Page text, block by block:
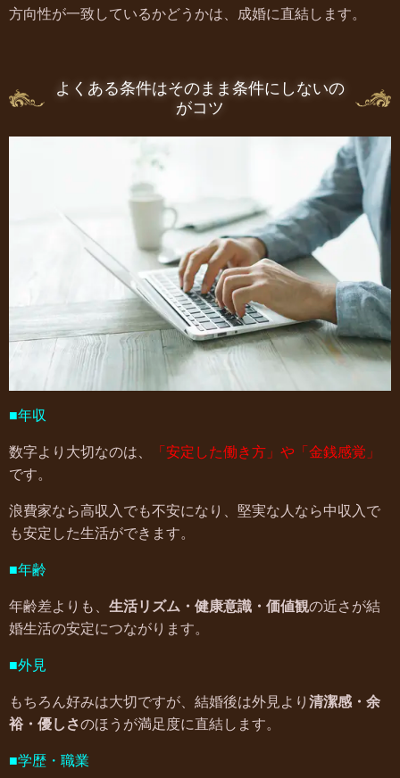
方向性が一致しているかどうかは、成婚に直結します。
よくある条件はそのまま条件にしないの
がコツ
■年収
数字より大切なのは、
「安定した働き方」や「金銭感覚」
です。
浪費家なら高収入でも不安になり、堅実な人なら中収入で
も安定した生活ができます。
■年齢
年齢差よりも、 生活リズム・健康意識・価値観の近さが結
婚生活の安定につながります。
■外見
もちろん好みは大切ですが、結婚後は外見より 清潔感・余
裕・優しさのほうが満足度に直結します。
■学歴・職業